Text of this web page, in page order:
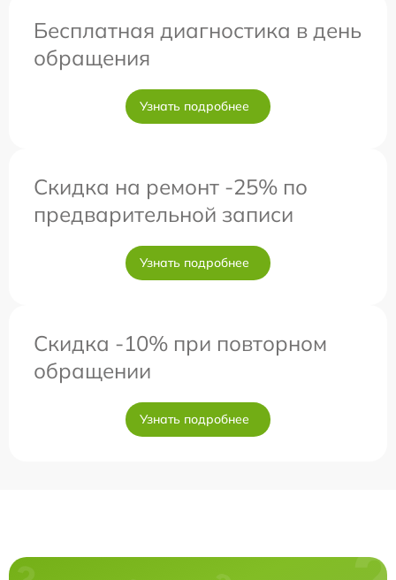
Бесплатная диагностика в день
обращения
Узнать подробнее
Скидка на ремонт -25% по
предварительной записи
Узнать подробнее
Скидка -10% при повторном
обращении
Узнать подробнее